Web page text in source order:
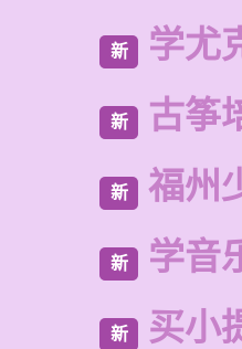
新 学尤
新 古筝
新 福州
新 学音
新 买小